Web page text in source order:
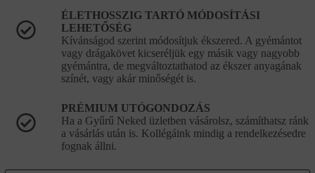
ÉLETHOSSZIG TARTÓ MÓDOSÍTÁSI
LEHETŐSÉG
Kívánságod szerint módosítjuk ékszered. A gyémántot
vagy drágakövet kicseréljük egy másik vagy nagyobb
gyémántra, de megváltoztathatod az ékszer anyagának
színét, vagy akár minőségét is.
PRÉMIUM UTÓGONDOZÁS
Ha a Gyűrű Neked üzletben vásárolsz, számíthatsz ránk
a vásárlás után is. Kollégáink mindig a rendelkezésedre
fognak állni.